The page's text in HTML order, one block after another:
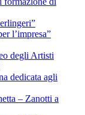
l’impresa”
degli Artisti
dedicata agli
– Zanotti a